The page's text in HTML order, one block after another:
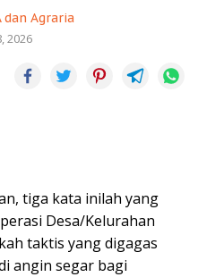
dan Agraria
2026
tiga kata inilah yang
Desa/Kelurahan
taktis yang digagas
angin segar bagi